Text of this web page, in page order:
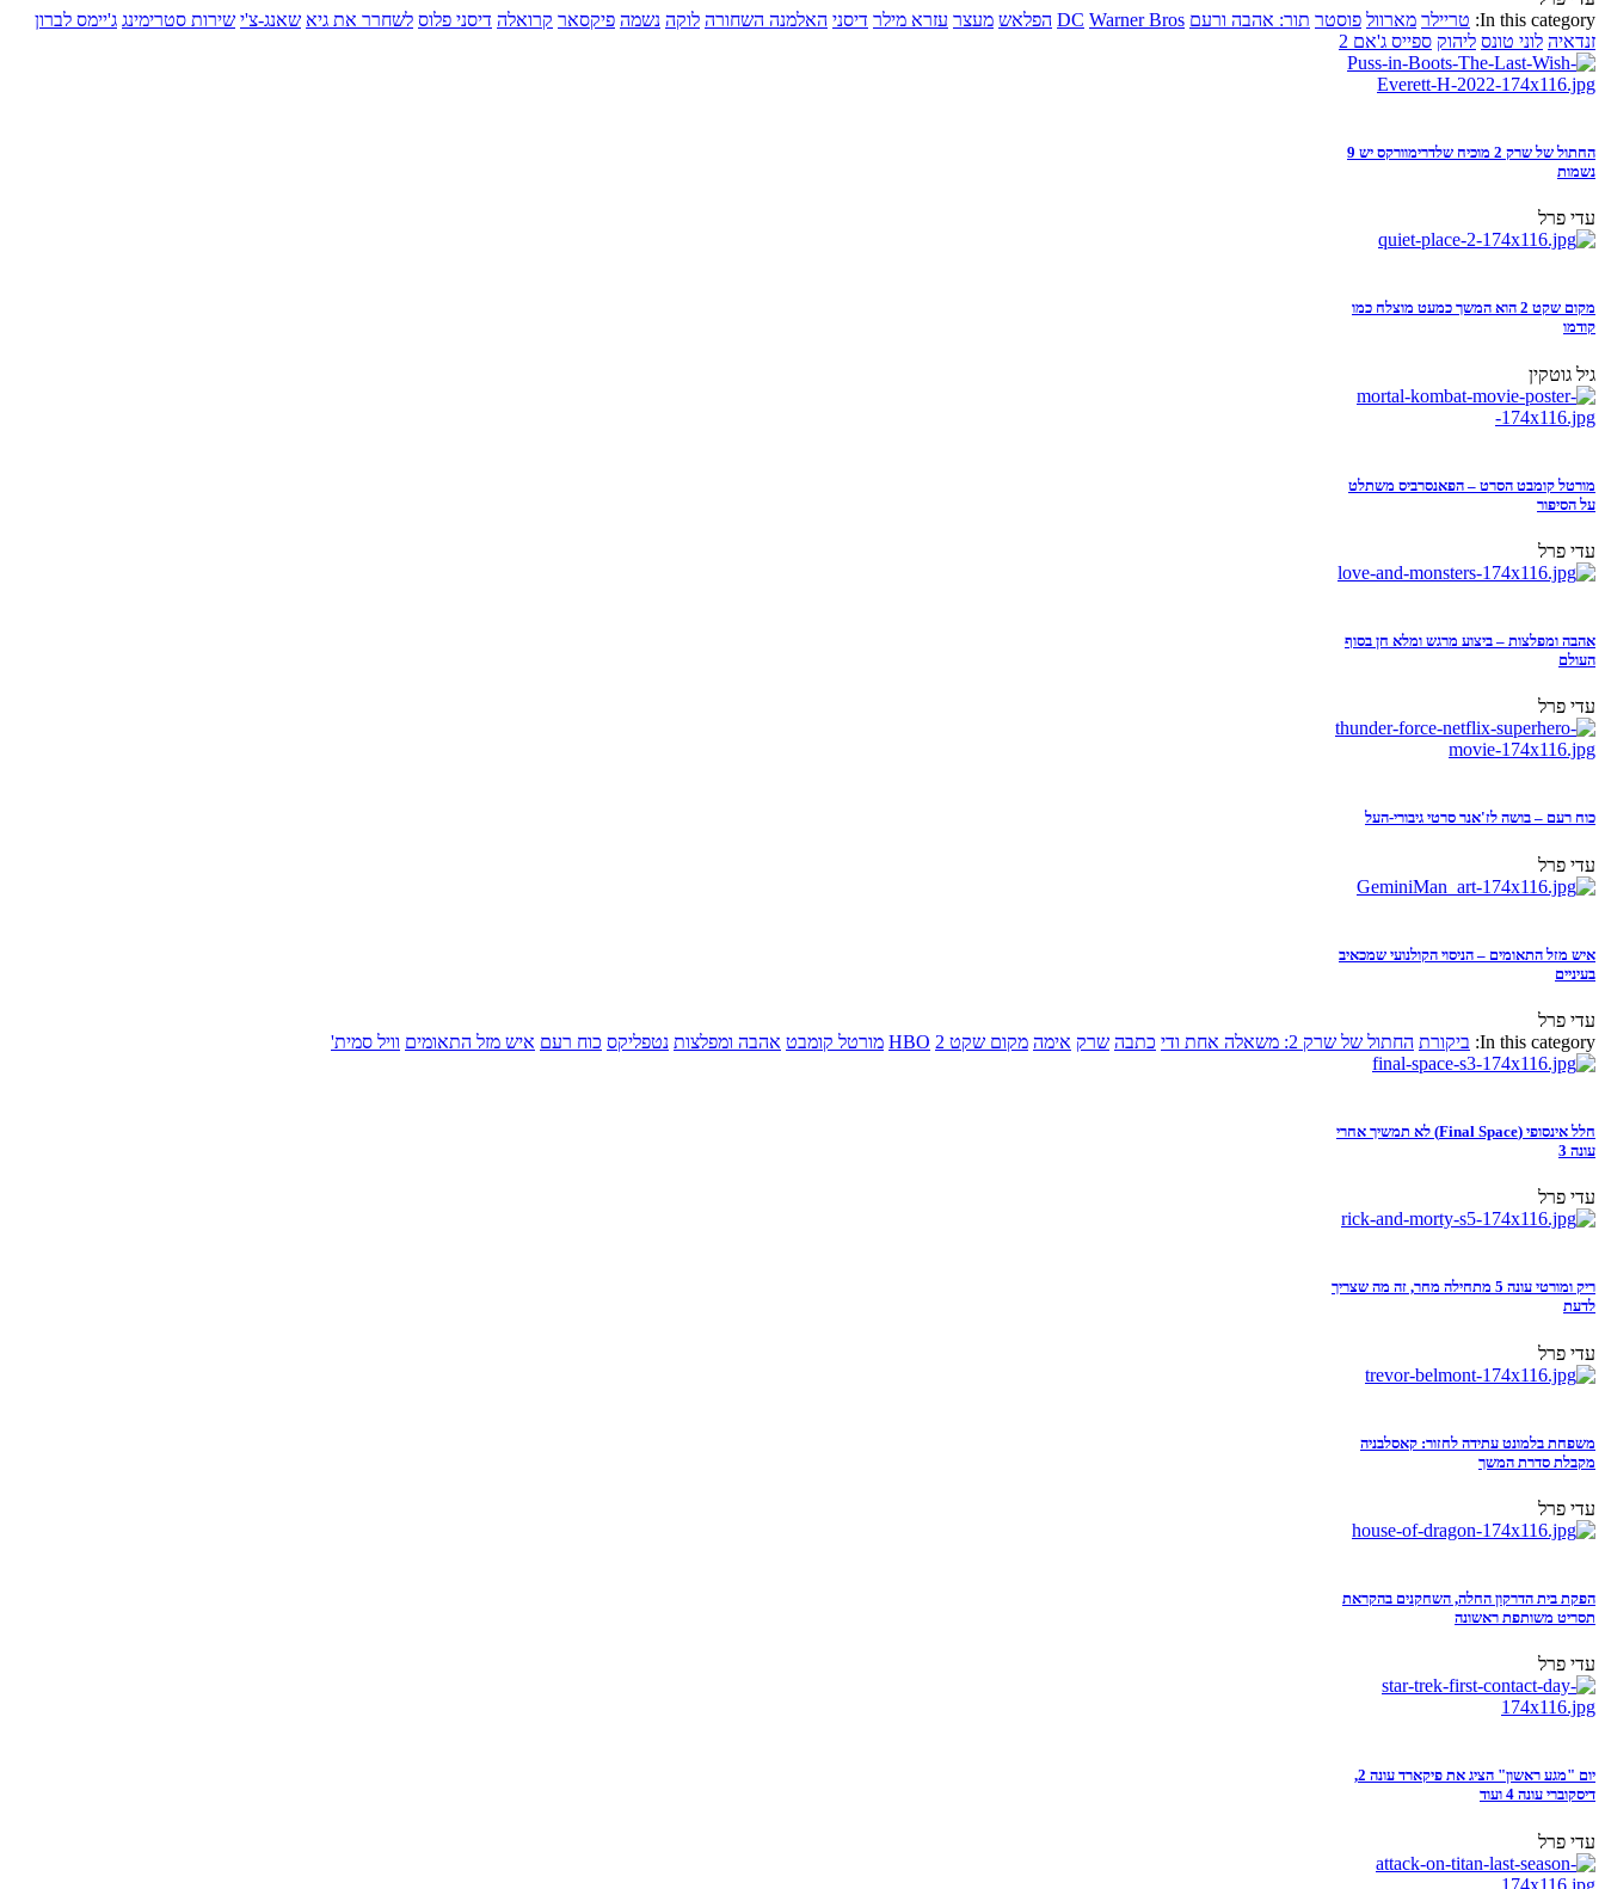
In this category: טריילר מארוול פוסטר תור: אהבה ורעם DC Warner Bros הפלאש מעצר עזרא מילר דיסני האלמנה השחורה לוקה נשמה פיקסאר קרואלה דיסני פלוס לשחרר את גיא שאנג-צ'י שירות סטרימינג ג'יימס לברון
זנדאיה לוני טונס ליהוק ספייס ג'אם 2
החתול של שרק 2 מוכיח שלדרימוורקס יש 9
נשמות
עדי פרל
מקום שקט 2 הוא המשך כמעט מוצלח כמו
קודמו
גיל גוטקין
מורטל קומבט הסרט – הפאנסרביס משתלט
על הסיפור
עדי פרל
אהבה ומפלצות – ביצוע מרגש ומלא חן בסוף
העולם
עדי פרל
כוח רעם – בושה לז'אנר סרטי גיבורי-העל
עדי פרל
איש מזל התאומים – הניסוי הקולנועי שמכאיב
בעיניים
עדי פרל
In this category: ביקורת החתול של שרק 2: משאלה אחת ודי כתבה שרק אימה מקום שקט 2 HBO מורטל קומבט אהבה ומפלצות נטפליקס כוח רעם איש מזל התאומים וויל סמית'
חלל אינסופי (Final Space) לא תמשיך אחרי
עונה 3
עדי פרל
ריק ומורטי עונה 5 מתחילה מחר, זה מה שצריך
לדעת
עדי פרל
משפחת בלמונט עתידה לחזור: קאסלבניה
מקבלת סדרת המשך
עדי פרל
הפקת בית הדרקון החלה, השחקנים בהקראת
תסריט משותפת ראשונה
עדי פרל
יום "מגע ראשון" הציג את פיקארד עונה 2,
דיסקוברי עונה 4 ועוד
עדי פרל